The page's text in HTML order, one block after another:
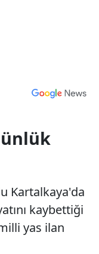
Kartalkaya'da
kaybettiği
yas ilan